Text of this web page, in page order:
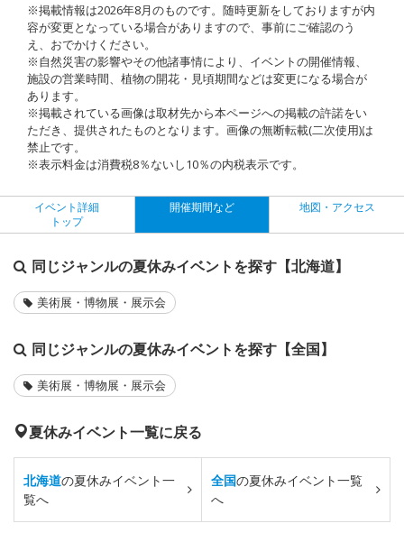
※掲載情報は2026年8月のものです。随時更新をしておりますが内
容が変更となっている場合がありますので、事前にご確認のう
え、おでかけください。
※自然災害の影響やその他諸事情により、イベントの開催情報、
施設の営業時間、植物の開花・見頃期間などは変更になる場合が
あります。
※掲載されている画像は取材先から本ページへの掲載の許諾をい
ただき、提供されたものとなります。画像の無断転載(二次使用)は
禁止です。
※表示料金は消費税8％ないし10％の内税表示です。
イベント詳細
トップ
開催期間など 地図・アクセス
同じジャンルの夏休みイベントを探す【北海道】
美術展・博物展・展示会
同じジャンルの夏休みイベントを探す【全国】
美術展・博物展・展示会
夏休みイベント一覧に戻る
北海道の夏休みイベント一
覧へ
全国の夏休みイベント一覧
へ